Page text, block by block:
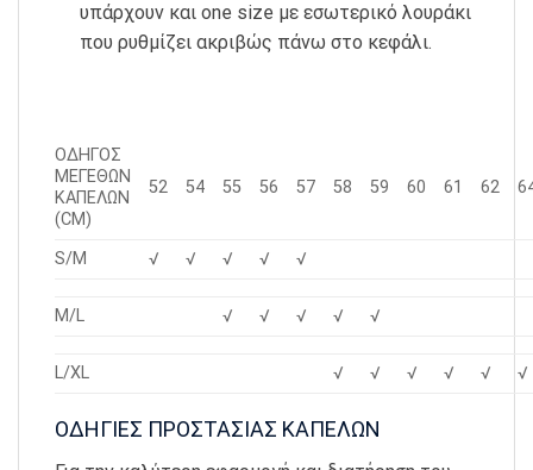
υπάρχουν και one size με εσωτερικό λουράκι
που ρυθμίζει ακριβώς πάνω στο κεφάλι.
ΟΔΗΓΟΣ
ΜΕΓΕΘΩΝ
ΚΑΠΕΛΩΝ
(CM)
52 54 55 56 57 58 59 60 61 62
S/M √ √ √ √ √
M/L √ √ √ √ √
L/XL √ √ √ √ √ √
ΟΔΗΓΙΕΣ ΠΡΟΣΤΑΣΙΑΣ ΚΑΠΕΛΩΝ